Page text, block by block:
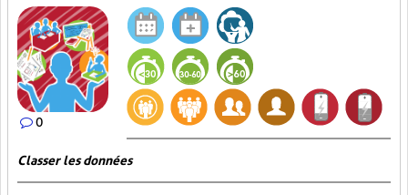
0
Classer les données